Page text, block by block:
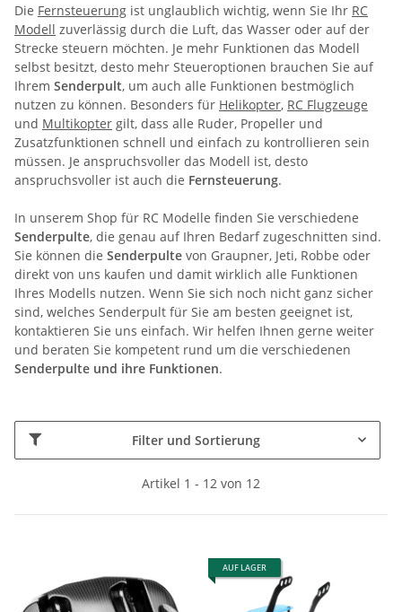
Die Fernsteuerung ist unglaublich wichtig, wenn Sie Ihr RC
Modell zuverlässig durch die Luft, das Wasser oder auf der
Strecke steuern möchten. Je mehr Funktionen das Modell
selbst besitzt, desto mehr Steueroptionen brauchen Sie auf
Ihrem Senderpult, um auch alle Funktionen bestmöglich
nutzen zu können. Besonders für Helikopter, RC Flugzeuge
und Multikopter gilt, dass alle Ruder, Propeller und
Zusatzfunktionen schnell und einfach zu kontrollieren sein
müssen. Je anspruchsvoller das Modell ist, desto
anspruchsvoller ist auch die Fernsteuerung.
In unserem Shop für RC Modelle finden Sie verschiedene
Senderpulte, die genau auf Ihren Bedarf zugeschnitten sind.
Sie können die Senderpulte von Graupner, Jeti, Robbe oder
direkt von uns kaufen und damit wirklich alle Funktionen
Ihres Modells nutzen. Wenn Sie sich noch nicht ganz sicher
sind, welches Senderpult für Sie am besten geeignet ist,
kontaktieren Sie uns einfach. Wir helfen Ihnen gerne weiter
und beraten Sie kompetent rund um die verschiedenen
Senderpulte und ihre Funktionen.
Filter und Sortierung
Artikel 1 - 12 von 12
AUF LAGER